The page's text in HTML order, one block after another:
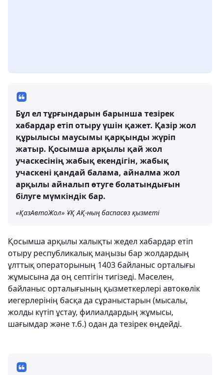
Бұл ел тұрғындарын барынша тезірек
хабардар етіп отыру үшін қажет. Қазір жол
құрылысы маусымы қарқынды жүріп
жатыр. Қосымша арқылы қай жол
учаскесінің жабық екендігін, жабық
учаскені қандай балама, айналма жол
арқылы айналып өтуге болатындығын
білуге мүмкіндік бар.
«ҚазАвтоЖол» ҰҚ АҚ-ның баспасөз қызметі
Қосымша арқылы халықты жедел хабардар етіп
отыру республикалық маңызы бар жолдардың
ұлттық операторының 1403 байланыс орталығы
жұмысына да оң септігін тигізеді. Мәселен,
байланыс орталығының қызметкерлері автокөлік
иегерлерінің басқа да сұраныстарын (мысалы,
жолды күтіп ұстау, филиалдардың жұмысы,
шағымдар және т.б.) одан да тезірек өңдейді.